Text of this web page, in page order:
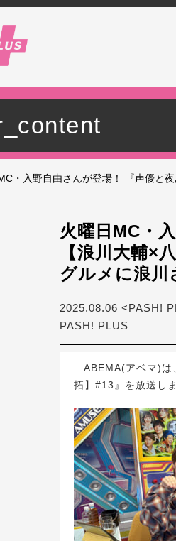
・入野自由さんが登場！ 『声優と
火曜日MC・
【浪川大輔×
グルメに浪川
2025.08.06 <PASH!
PASH! PLUS
ABEMA(アベマ)は
拓】#13』を放送しま